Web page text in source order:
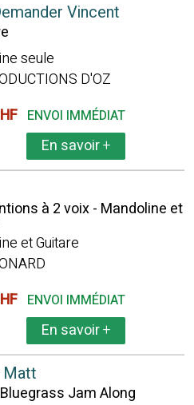
Vincent
seule
D'OZ
ENVOI IMMÉDIAT
En savoir+
à 2 voix - Mandoline et
et Guitare
ENVOI IMMÉDIAT
En savoir+
Matt
Jam Along